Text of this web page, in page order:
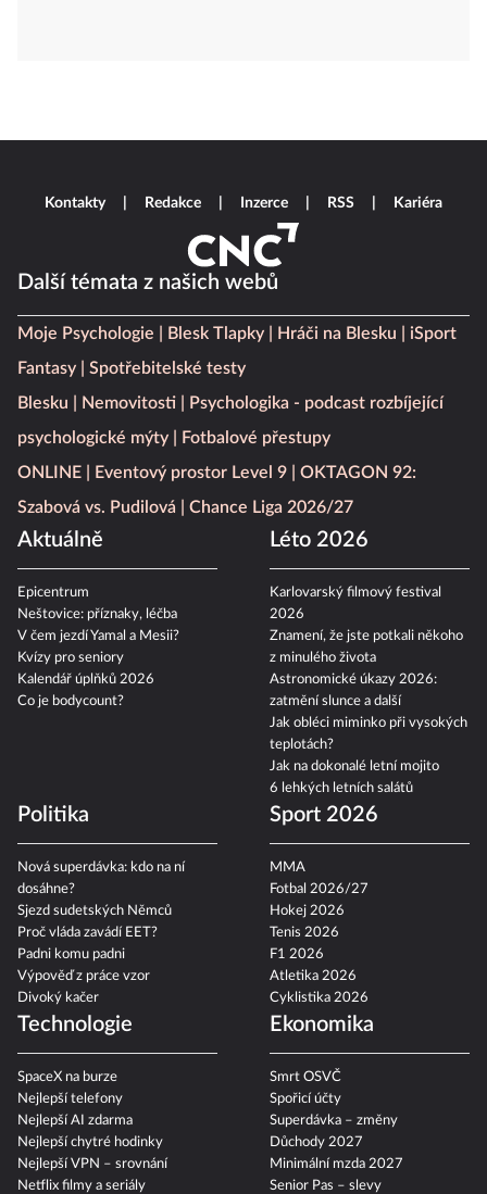
Další témata z našich webů
Moje Psychologie Blesk Tlapky Hráči na Blesku
iSport
Fantasy
Spotřebitelské testy
Blesku
Nemovitosti
Psychologika - podcast rozbíjející
psychologické mýty
Fotbalové přestupy
ONLINE
Eventový prostor Level 9
OKTAGON 92:
Szabová vs. Pudilová
Chance Liga 2026/27
Aktuálně
Epicentrum
Neštovice: příznaky, léčba
V čem jezdí Yamal a Mesii?
Kvízy pro seniory
Kalendář úplňků 2026
Co je bodycount?
Léto 2026
Karlovarský filmový festival
2026
Znamení, že jste potkali někoho
z minulého života
Astronomické úkazy 2026:
zatmění slunce a další
Jak obléci miminko při vysokých
teplotách?
Jak na dokonalé letní mojito
6 lehkých letních salátů
Politika
Nová superdávka: kdo na ní
dosáhne?
Sjezd sudetských Němců
Proč vláda zavádí EET?
Padni komu padni
Výpověď z práce vzor
Divoký kačer
Sport 2026
MMA
Fotbal 2026/27
Hokej 2026
Tenis 2026
F1 2026
Atletika 2026
Cyklistika 2026
Technologie
SpaceX na burze
Nejlepší telefony
Nejlepší AI zdarma
Nejlepší chytré hodinky
Nejlepší VPN – srovnání
Netflix filmy a seriály
Ekonomika
Smrt OSVČ
Spořicí účty
Superdávka – změny
Důchody 2027
Minimální mzda 2027
Senior Pas – slevy
Kontakty Redakce Inzerce RSS Kariéra